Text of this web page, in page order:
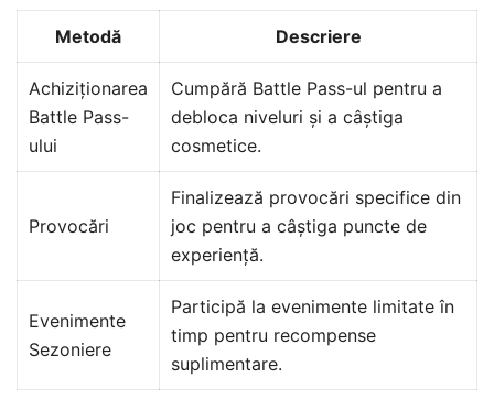
Metodă Descriere
Achiziționarea
Battle Pass-
ului
Cumpără Battle Pass-ul pentru a
debloca niveluri și a câștiga
cosmetice.
Provocări
Finalizează provocări specifice din
joc pentru a câștiga puncte de
experiență.
Evenimente
Sezoniere
Participă la evenimente limitate în
timp pentru recompense
suplimentare.